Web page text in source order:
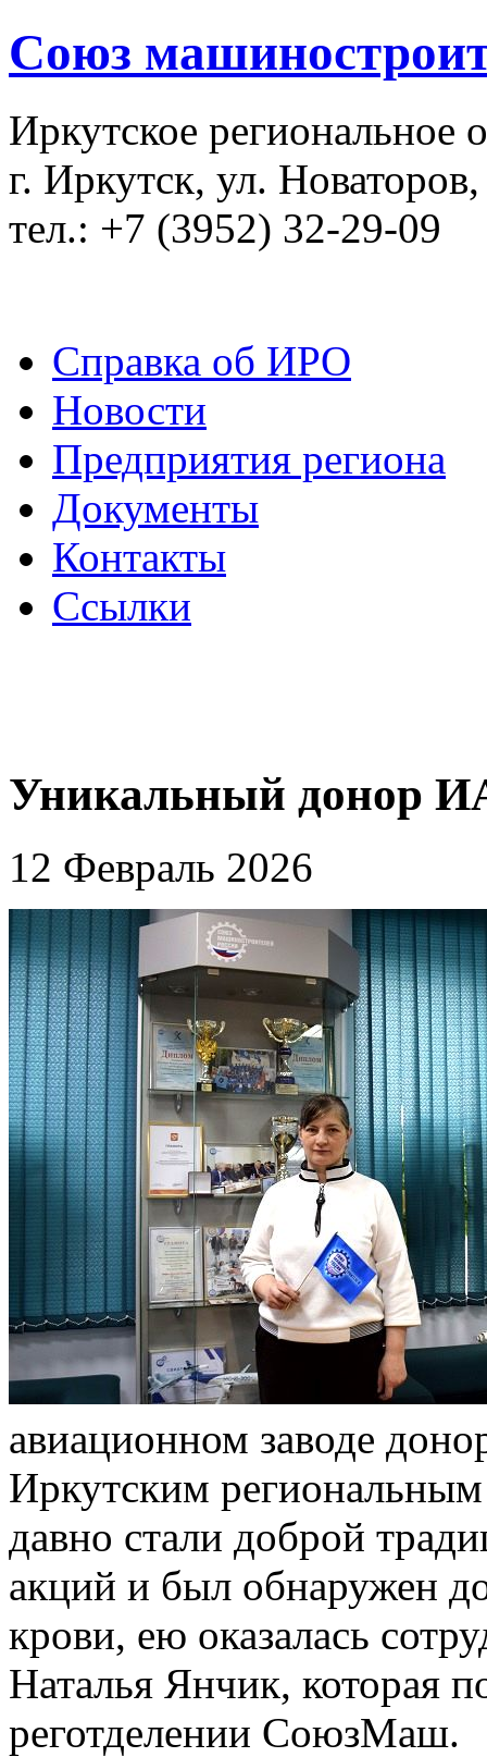
Союз
Иркутское региональное
г. Иркутск, ул.
тел.: +7 (3952) 32-29-09
Справка об ИРО
Новости
Предприятия региона
Документы
Контакты
Ссылки
Уникальный донор
12 Февраль 2026
авиационном заводе
Иркутским
давно стали доброй
акций и был обнаружен
крови, ею оказалась
Наталья Янчик, которая
реготделении СоюзМаш.